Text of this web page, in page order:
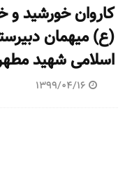
کاروان خورشید
(ع) میهمان
اسلامی شهید
1399/04/16